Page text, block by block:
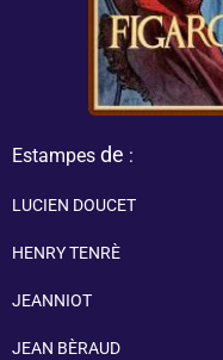
Estampes de :
LUCIEN DOUCET
HENRY TENRÈ
JEANNIOT
JEAN BÈRAUD